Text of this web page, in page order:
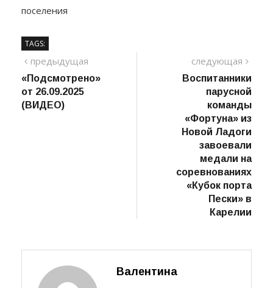
поселения
TAGS:
Навигация
по
записям
предыдущая
«Подсмотрено»
от 26.09.2025
(ВИДЕО)
следующая
Воспитанники
парусной
команды
«Фортуна» из
Новой Ладоги
завоевали
медали на
соревнованиях
«Кубок порта
Пески» в
Карелии
Валентина